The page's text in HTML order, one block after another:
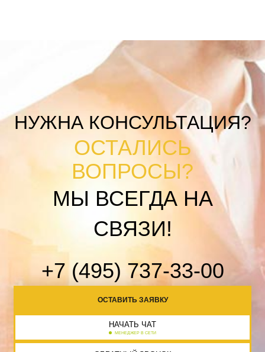
НУЖНА КОНСУЛЬТАЦИЯ?
ОСТАЛИСЬ
ВОПРОСЫ?
МЫ ВСЕГДА НА
СВЯЗИ!
+7 (495) 737-33-00
ОСТАВИТЬ ЗАЯВКУ
НАЧАТЬ ЧАТ
МЕНЕДЖЕР В СЕТИ